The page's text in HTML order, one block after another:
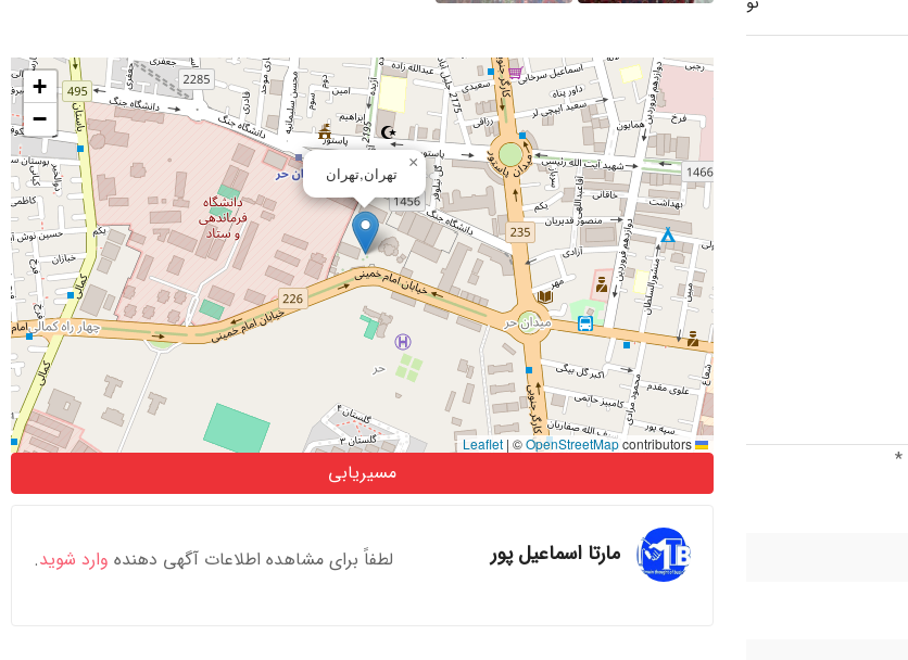
*
تهران,تهران
×
+
−
| ©OpenStreetMapcontributors
مسیریابی
مارتا اسماعیل پور لطفاً برای مشاهده اطلاعات آگهی دهنده وارد شوید.